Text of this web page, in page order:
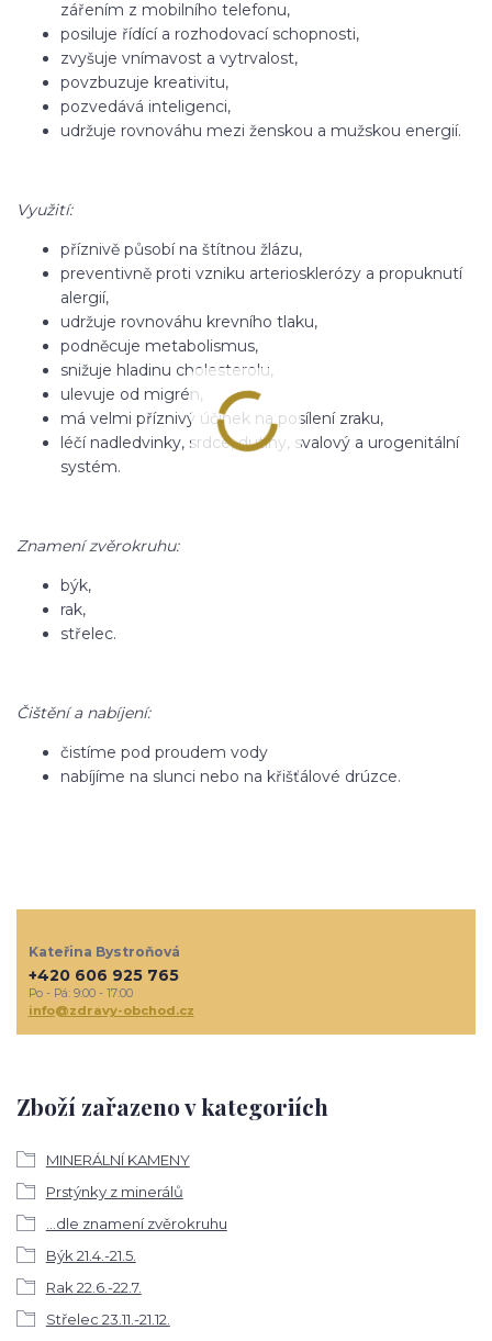
zářením z mobilního telefonu,
posiluje řídící a rozhodovací schopnosti,
zvyšuje vnímavost a vytrvalost,
povzbuzuje kreativitu,
pozvedává inteligenci,
udržuje rovnováhu mezi ženskou a mužskou energií.
Využití:
příznivě působí na štítnou žlázu,
preventivně proti vzniku arteriosklerózy a propuknutí
alergií,
udržuje rovnováhu krevního tlaku,
podněcuje metabolismus,
snižuje hladinu cholesterolu,
ulevuje od migrén,
má velmi příznivý účinek na posílení zraku,
léčí nadledvinky, srdce, dutiny, svalový a urogenitální
systém.
Znamení zvěrokruhu:
býk,
rak,
střelec.
Čištění a nabíjení:
čistíme pod proudem vody
nabíjíme na slunci nebo na křišťálové drúzce.
Zboží zařazeno v kategoriích
MINERÁLNÍ KAMENY
Prstýnky z minerálů
...dle znamení zvěrokruhu
Býk 21.4.-21.5.
Rak 22.6.-22.7.
Střelec 23.11.-21.12.
Kateřina Bystroňová
+420 606 925 765
Po - Pá: 9:00 - 17:00
info@zdravy-obchod.cz